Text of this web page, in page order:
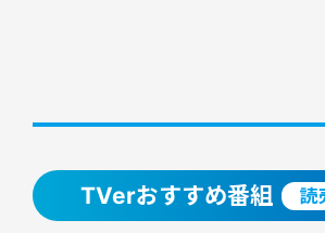
TVerおすすめ番組 読